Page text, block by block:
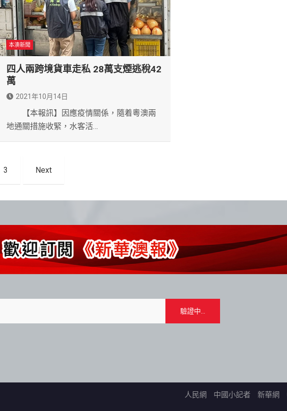
本澳新聞
四人兩跨境貨車走私 28萬支煙逃稅42
萬
2021年10月14日
【本報訊】因應疫情關係，隨着粵澳兩
地通關措施收緊，水客活…
3 Next
人民網 中國小記者 新華網